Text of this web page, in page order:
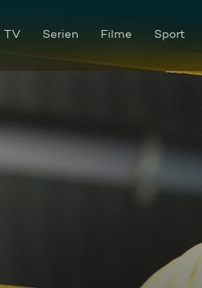
TV Serien Filme Sport